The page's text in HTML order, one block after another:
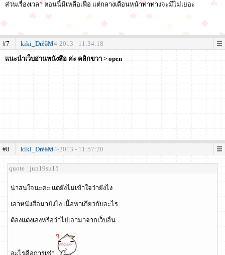
ส่วนเรื่องเวลา ตอนนี้มีเหลือเฟือ แต่กลางเดือนหน้าท่าทางจะมีไม่เยอะ
#7 kiki_DreaM25-04-2013 - 11:34:18
แนะนำเว็บอ่านหนังสือ ค่ะ คลิกขวา > open
#8 kiki_DreaM25-04-2013 - 11:57:20
quote : jun19su15
น่าสนใจนะคะ แต่ยังไม่เข้าใจว่ายังไง
เอาหนังสือมายังไง เนื้อหาเกี่ยวกับอะไร
ต้องแต่งเองหรือว่าไปเอามาจากเว็บอื่น
อะไรคือการเช่า